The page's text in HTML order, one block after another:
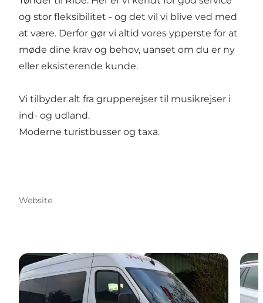
og stor fleksibilitet - og det vil vi blive ved med
at være. Derfor gør vi altid vores ypperste for at
møde dine krav og behov, uanset om du er ny
eller eksisterende kunde.
Vi tilbyder alt fra grupperejser til musikrejser i
ind- og udland.
Moderne turistbusser og taxa.
Website